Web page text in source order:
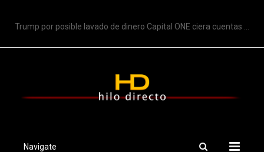
Trump por posible lavado de dinero Capital ONE ciera cuentas de Trump
Navigate